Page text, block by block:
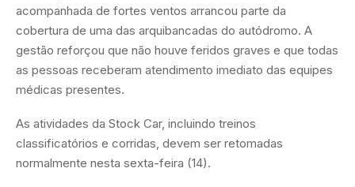
acompanhada de fortes ventos arrancou parte da
cobertura de uma das arquibancadas do autódromo. A
gestão reforçou que não houve feridos graves e que todas
as pessoas receberam atendimento imediato das equipes
médicas presentes.
As atividades da Stock Car, incluindo treinos
classificatórios e corridas, devem ser retomadas
normalmente nesta sexta-feira (14).